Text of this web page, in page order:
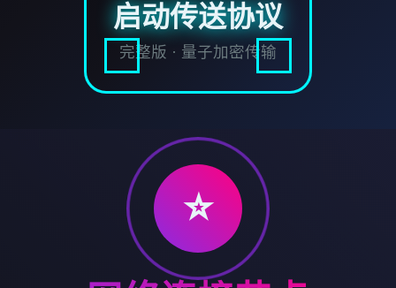
启动传送协议
完整版 · 量子加密传输
⭐